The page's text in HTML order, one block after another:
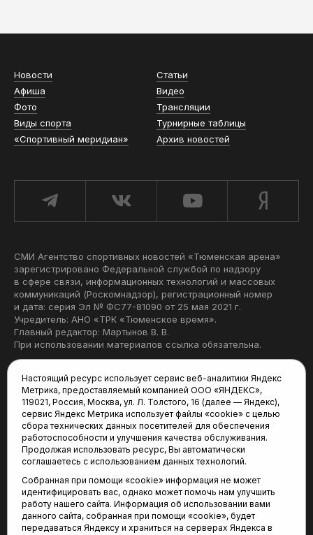
Новости
Статьи
Афиша
Видео
Фото
Трансляции
Виды спорта
Турнирные таблицы
«Спортивный меридиан»
Архив новостей
СМИ Агентство спортивных новостей «Тюменская арена»
зарегистрировано Федеральной службой по надзору
в сфере связи, информационных технологий и массовых
коммуникаций (Роскомнадзор), регистрационный номер
и дата: серия Эл № ФС77-81090 от 25 мая 2021 г.
Учредитель: АНО «ТРК «Тюменское время».
Главный редактор: Мартынов В. В.
При использовании материалов ссылка обязательна.
Редакция:
625035, Тюмень, пр. Геологоразведчиков, 28А
(3452) 68-22-28
tum-arena@mail.ru
Отдел продаж:
(3452) 68-89-78
kotovaev@sibinformburo.ru
Настоящий ресурс использует сервис веб-аналитики Яндекс
Метрика, предоставляемый компанией ООО «ЯНДЕКС»,
119021, Россия, Москва, ул. Л. Толстого, 16 (далее — Яндекс),
сервис Яндекс Метрика использует файлы «cookie» с целью
сбора технических данных посетителей для обеспечения
работоспособности и улучшения качества обслуживания.
Продолжая использовать ресурс, Вы автоматически
соглашаетесь с использованием данных технологий.
Собранная при помощи «cookie» информация не может
идентифицировать вас, однако может помочь нам улучшить
работу нашего сайта. Информация об использовании вами
данного сайта, собранная при помощи «cookie», будет
передаваться Яндексу и храниться на серверах Яндекса в